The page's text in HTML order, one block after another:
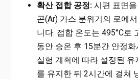
확산 접합 공정:시편 표면을
곤(Ar) 가스 분위기의 로에
니다. 접합 온도는 495°C로
동안 승온 후 15분간 안정
실험 계획에 따라 설정된 유
를 유지한 뒤 2시간에 걸쳐